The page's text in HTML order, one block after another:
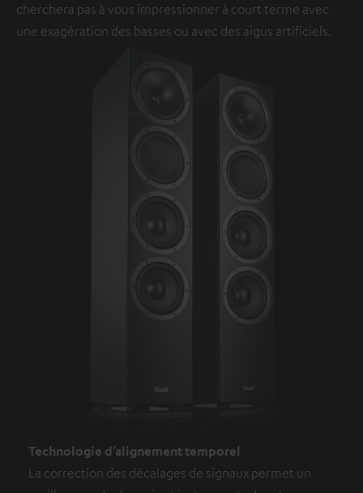
cherchera pas à vous impressionner à court terme avec
une exagération des basses ou avec des aigus artificiels.
Technologie d’alignement temporel
La correction des décalages de signaux permet un